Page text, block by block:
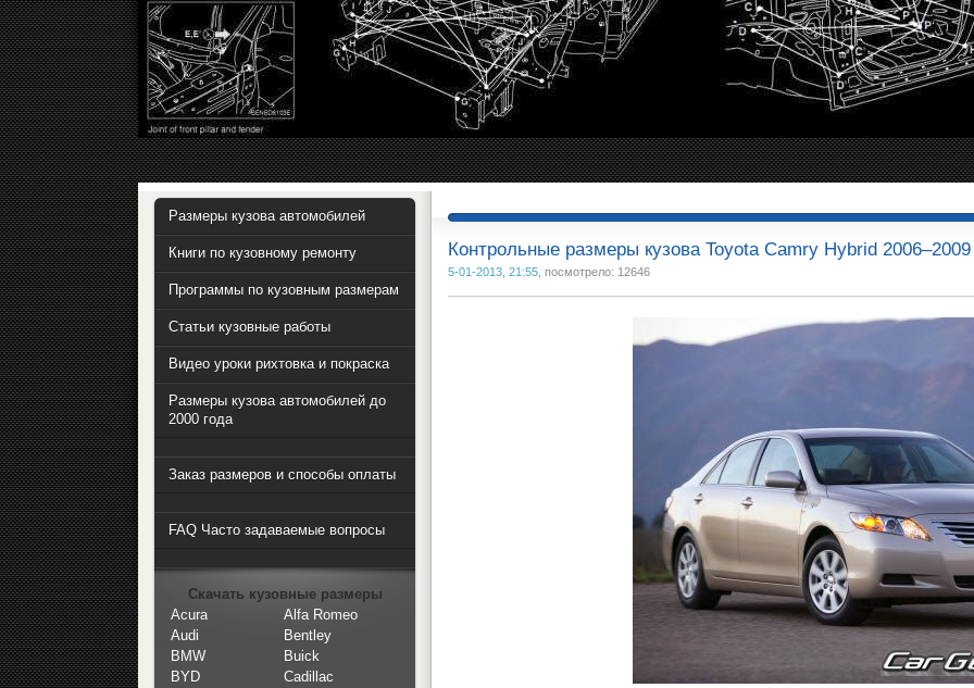
Контрольные размеры кузова Toyota Camry Hybrid
5-01-2013, 21:55, посмотрело: 12646
Размеры кузова автомобилей
Книги по кузовному ремонту
Программы по кузовным размерам
Статьи кузовные работы
Видео уроки рихтовка и покраска
Размеры кузова автомобилей до
2000 года
Заказ размеров и способы оплаты
FAQ Часто задаваемые вопросы
Скачать кузовные размеры
Acura
Alfa Romeo
Audi
Bentley
BMW
Buick
BYD
Cadillac